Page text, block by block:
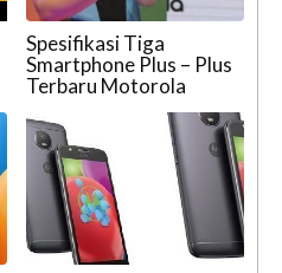
Spesifikasi Tiga
Smartphone Plus – Plus
Terbaru Motorola